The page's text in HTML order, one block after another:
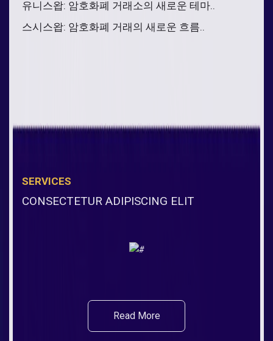
유니스왑: 암호화폐 거래소의 새로운 테마..
스시스왑: 암호화폐 거래의 새로운 흐름..
SERVICES
CONSECTETUR ADIPISCING ELIT
Read More